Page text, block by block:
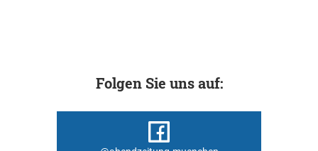
Folgen Sie uns auf: